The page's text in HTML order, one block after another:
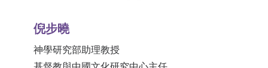
倪步曉
神學研究部助理教授